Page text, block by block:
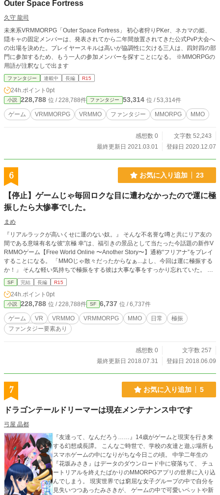
Outer Space Fortress
久守 龍司
未来系VRMMORPG「Outer Space Fortress」 初心者狩りPKer、ネカマの姫、
隠キャの固定メンバーは、発表されてから二年間放置されてきた公式PvP大会へ
の出場を決めた。プレイヤースキルは高いが協調性に欠ける三人は、四対四の部
門に参加するため、もう一人の参加メンバーを探すことになる。 ※MMORPGの
用語が注釈なしで出ます
ファンタジー 連載中 長編 R15
24h.ポイント 0pt
小説 228,788 位 / 228,788件 ファンタジー 53,314 位 / 53,314件
ゲーム VRMMORPG VRMMO ファンタジー MMORPG MMO
感想数 0
文字数 52,243
最終更新日 2021.03.01
登録日 2020.12.07
6 お気に入り追加 23
【停止】ゲームじゃ毎回ロクな目に遭わなかったので運に極
振したら大惨事でした。
まめ
『リアルラックが高いくせに運のない奴。』 そんな不名誉な噂と共にリア友の
間である意味有名な彼“京極 幸”は、福引きの景品として当たった今話題の新作V
RMMOゲーム【Free World Online 〜Another Story〜】通称“フリアナ”をプレイ
することになる。 「MMOじゃ散々だったからなぁ...よし、今回は運に極振する
か！」 そんな軽い気持ちで極振をする彼は大事な事をすっかり忘れていた。 こ
のゲームは“全身フルダイブ型オンラインゲーム”つまり自身の身体能力、運、そ
の他全てが殆ど忠実にゲームに反映されてしまうのだという事を... ーーーーーー
ーーーーーーー ※ この作品は、作者が脱パーティネタに飽きたので自分で書き
始めただけです。更新は遅い(ストック書かないので)ですし、文章も設定もガバ
ガバで、唐突に作品削除の可能性もありますが、生暖かく気長にお付き合いくだ
さい。 ※ あと作者がMMOゲームそんなにしないので不可解な点が多々あります
が気にしないで下さい。 ※ プロローグはMMOのお話、本編がVRMMOのお話に
SF 完結 長編 R15
24h.ポイント 0pt
小説 228,788 位 / 228,788件 SF 6,737 位 / 6,737件
ゲーム VR VRMMO VRMMORPG MMO 日常
極振
ファンタジー要素あり
感想数 0
文字数 257
最終更新日 2018.07.31
登録日 2018.06.09
7 お気に入り追加 5
ドラゴンテールドリーマーは現在メンテナンス中です
弓屋 晶都
『友達って、なんだろう……』14歳がゲームと現実を行き来
する幻想成長譚。 こんなご時世で、学校の友達と遊ぶ場所も
スマホゲームの中になりがちな今日この頃。 中学二年生の
『花坂みさき』はデータのダウンロード中に寝落ちて、 チュ
ートリアルを終えたばかりのMMORPGアプリの世界に入り込
んでしまう。 現実世界では窮屈な女子グループの中で自分を
見失いつつあったみさきが、 ゲームの中で可愛いペットや新